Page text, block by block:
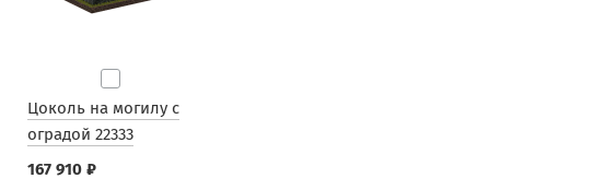
Цоколь на могилу с
оградой 22333
167 910 ₽